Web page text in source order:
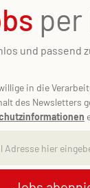
per
und passend
in die
des Newsletters